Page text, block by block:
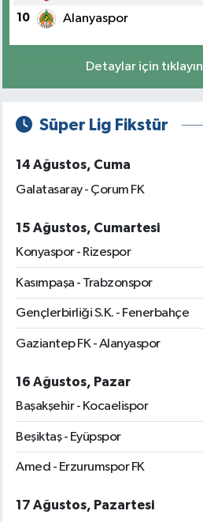
10 Alanyaspor
Detaylar için tıklayın
Süper Lig Fikstür
14 Ağustos, Cuma
Galatasaray - Çorum FK
15 Ağustos, Cumartesi
Konyaspor - Rizespor
Kasımpaşa - Trabzonspor
Gençlerbirliği S.K. - Fenerbahçe
Gaziantep FK - Alanyaspor
16 Ağustos, Pazar
Başakşehir - Kocaelispor
Beşiktaş - Eyüpspor
Amed - Erzurumspor FK
17 Ağustos, Pazartesi